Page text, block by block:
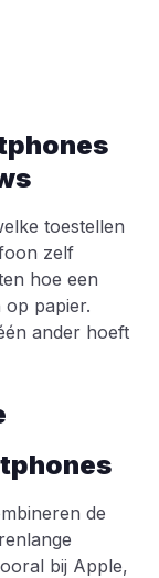
toestellen
zelf
hoe een
op papier.
ander hoeft
de
bij Apple,